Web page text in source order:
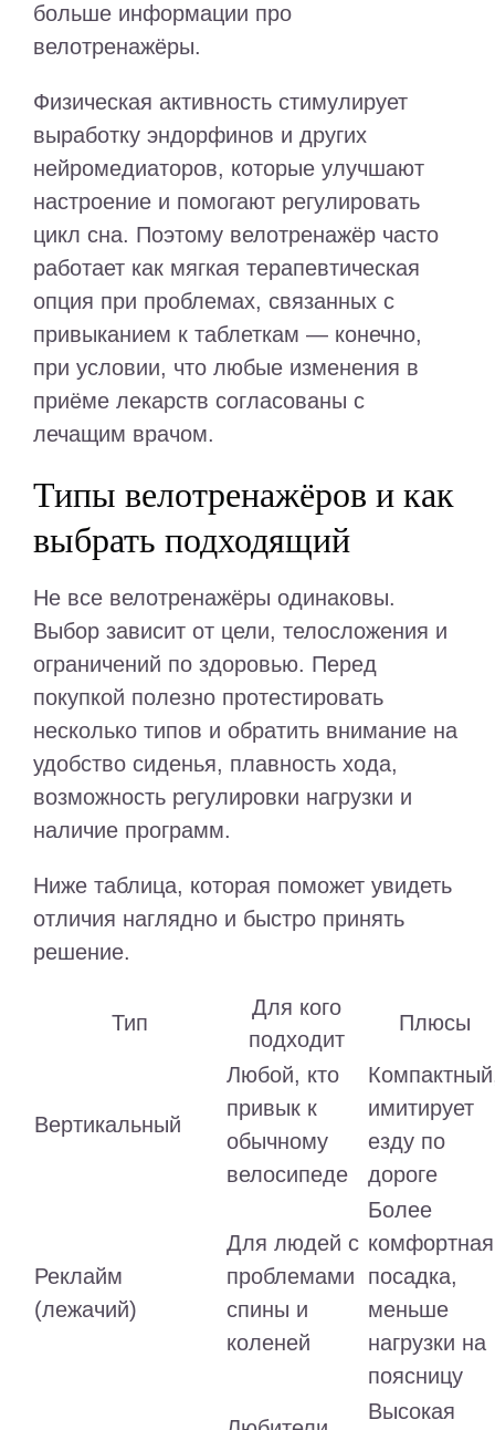
больше информации про
велотренажёры.
Физическая активность стимулирует
выработку эндорфинов и других
нейромедиаторов, которые улучшают
настроение и помогают регулировать
цикл сна. Поэтому велотренажёр часто
работает как мягкая терапевтическая
опция при проблемах, связанных с
привыканием к таблеткам — конечно,
при условии, что любые изменения в
приёме лекарств согласованы с
лечащим врачом.
Типы велотренажёров и как
выбрать подходящий
Не все велотренажёры одинаковы.
Выбор зависит от цели, телосложения и
ограничений по здоровью. Перед
покупкой полезно протестировать
несколько типов и обратить внимание на
удобство сиденья, плавность хода,
возможность регулировки нагрузки и
наличие программ.
Ниже таблица, которая поможет увидеть
отличия наглядно и быстро принять
решение.
Тип
Для кого
подходит
Плюсы
Вертикальный
Любой, кто
привык к
обычному
велосипеде
имитирует
езду по
дороге
Реклайм
(лежачий)
Для людей с
проблемами
спины и
коленей
Более
комфортная
посадка,
меньше
нагрузки на
поясницу
Высокая